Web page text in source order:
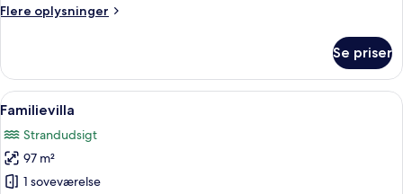
Flere oplysninger
Flere
Se priser
Indlæs
alle
billeder
af
Familievilla
Et hotelværelse med seng,
9
Familievilla
Strandudsigt
97 m²
1 soveværelse